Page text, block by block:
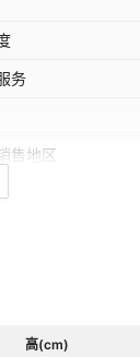
务
售地区
境出口专供货源
高(cm)